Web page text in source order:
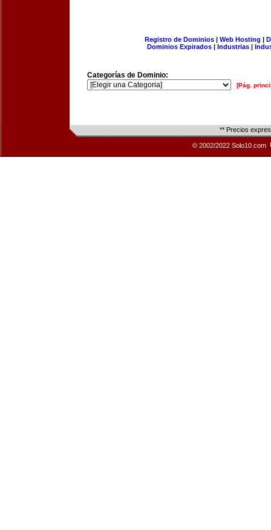
Registro de Dominios| Web Hosting |
Dominios Expirados | Industrias |
Categorías de Dominio:
[Pág.
** Precios
© 2002/2022 Solo10.com